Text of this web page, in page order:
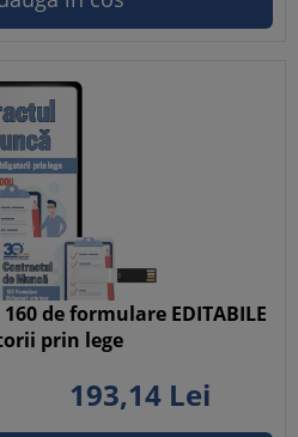
de formulare EDITABILE
prin lege
193,14Lei